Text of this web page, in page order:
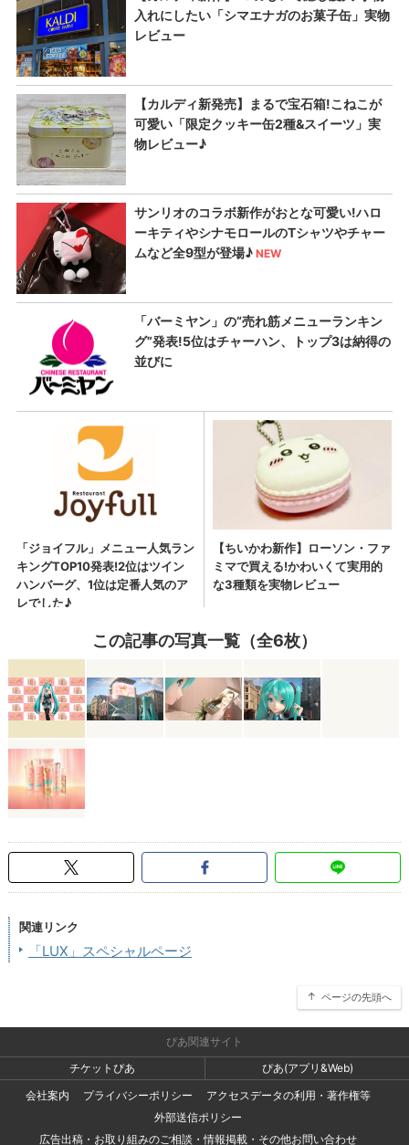
この記事の写真一覧（全6枚）
関連リンク
「LUX」スペシャルページ
ページの先頭へ
ぴあ関連サイト
チケットぴあ
ぴあ(アプリ&Web)
会社案内
プライバシーポリシー
アクセスデータの利用・著作権等
外部送信ポリシー
広告出稿・お取り組みのご相談・情報掲載・その他お問い合わせ